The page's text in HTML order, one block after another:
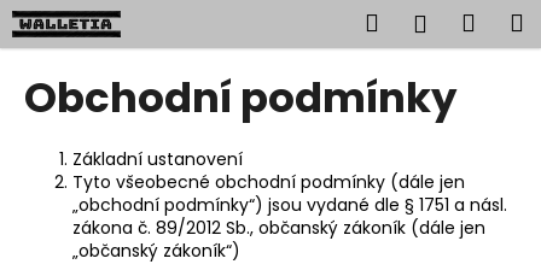
Přejít
na
obsah
Hledat
Obchodní podmínky
Základní ustanovení
Tyto všeobecné obchodní podmínky (dále jen
„obchodní podmínky“) jsou vydané dle § 1751 a násl.
zákona č. 89/2012 Sb., občanský zákoník (dále jen
„občanský zákoník“)
K
o